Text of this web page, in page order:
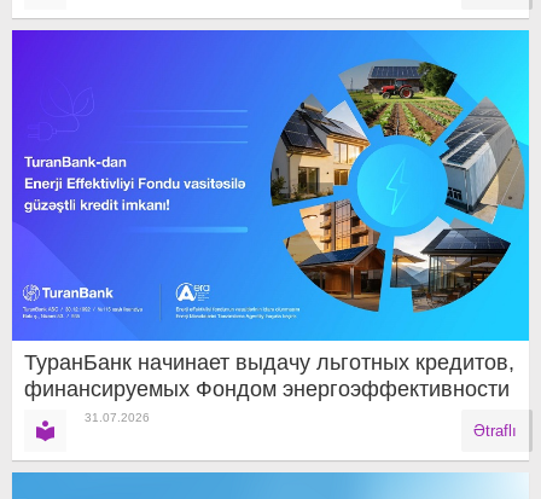
ТуранБанк начинает выдачу льготных кредитов,
финансируемых Фондом энергоэффективности
31.07.2026
Ətraflı